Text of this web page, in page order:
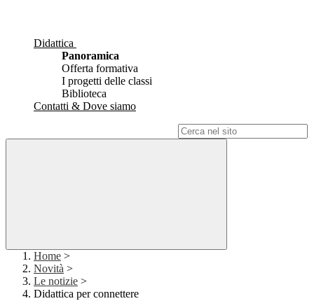
Didattica
Panoramica
Offerta formativa
I progetti delle classi
Biblioteca
Contatti & Dove siamo
Home >
Novità >
Le notizie >
Didattica per connettere